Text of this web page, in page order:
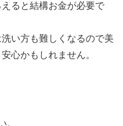
ると結構お金が必要で
い方も難しくなるので美
心かもしれません。
。